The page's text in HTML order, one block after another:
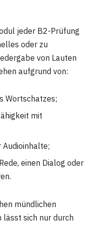
jeder B2-Prüfung
oder zu
von Lauten
aufgrund von:
Wortschatzes;
mit
einen Dialog oder
mündlichen
lässt sich nur durch